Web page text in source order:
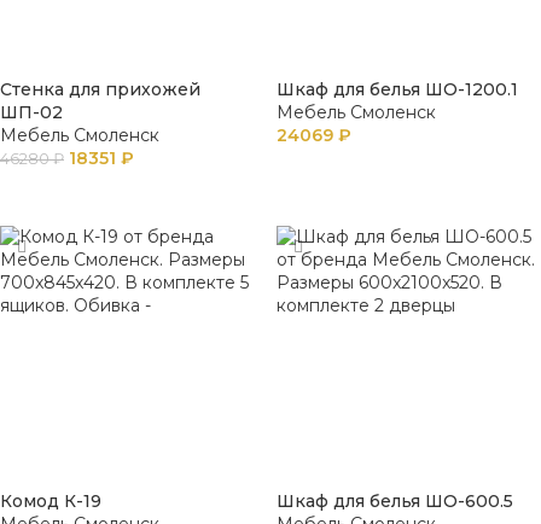
Стенка для прихожей
ШП-02
Мебель Смоленск
46280₽ 18351 ₽
Шкаф для белья ШО-1200.1
Мебель Смоленск
24069 ₽
Комод К-19
Шкаф для белья ШО-600.5